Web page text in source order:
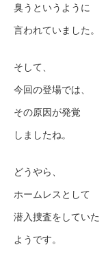
臭うというように
言われていました。
そして、
今回の登場では、
その原因が発覚
しましたね。
どうやら、
ホームレスとして
潜入捜査をしていた
ようです。